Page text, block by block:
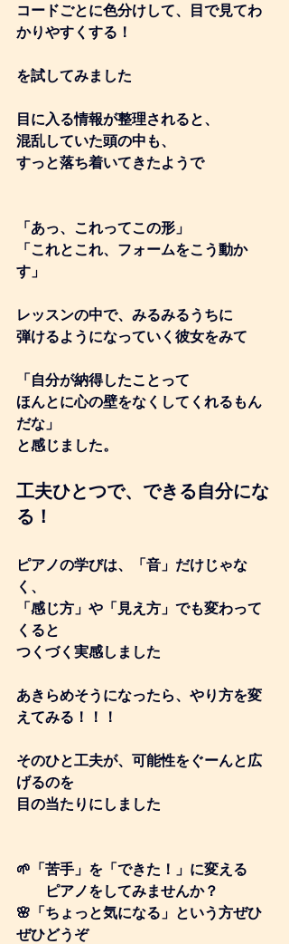
コードごとに色分けして、目で見てわ
かりやすくする！
を試してみました
目に入る情報が整理されると、
混乱していた頭の中も、
すっと落ち着いてきたようで
「あっ、これってこの形」
「これとこれ、フォームをこう動か
す」
レッスンの中で、みるみるうちに
弾けるようになっていく彼女をみて
「自分が納得したことって
ほんとに心の壁をなくしてくれるもん
だな」
と感じました。
工夫ひとつで、できる自分にな
る！
ピアノの学びは、「音」だけじゃな
く、
「感じ方」や「見え方」でも変わって
くると
つくづく実感しました
あきらめそうになったら、やり方を変
えてみる！！！
そのひと工夫が、可能性をぐーんと広
げるのを
目の当たりにしました
🌱「苦手」を「できた！」に変える
ピアノをしてみませんか？
🌸「ちょっと気になる」という方ぜひ
ぜひどうぞ